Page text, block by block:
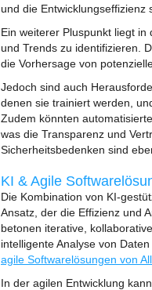
und die Entwicklungseffizienz
Ein weiterer Pluspunkt liegt
und Trends zu identifizieren.
die Vorhersage von
Jedoch sind auch
denen sie trainiert werden,
Zudem könnten
was die Transparenz und
Sicherheitsbedenken sind
KI & Agile
Die Kombination von KI-
Ansatz, der die Effizienz und
betonen iterative,
intelligente Analyse von
agile Softwarelösungen von
In der agilen Entwicklung